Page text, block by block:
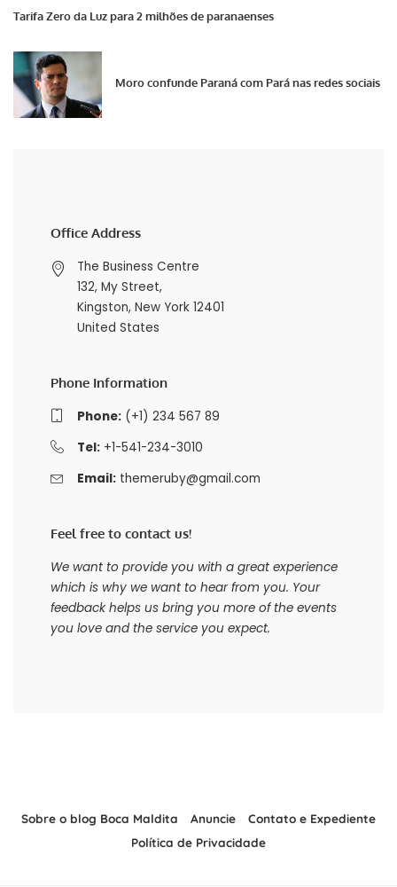
Tarifa Zero da Luz para 2 milhões de paranaenses
Moro confunde Paraná com Pará nas redes sociais
Office Address
The Business Centre
132, My Street,
Kingston, New York 12401
United States
Phone Information
Phone:(+1) 234 567 89
Tel:+1-541-234-3010
Email: themeruby@gmail.com
Feel free to contact us!
We want to provide you with a great experience
which is why we want to hear from you. Your
feedback helps us bring you more of the events
you love and the service you expect.
Sobre o blog Boca Maldita Anuncie
Contato e Expediente
Política de Privacidade